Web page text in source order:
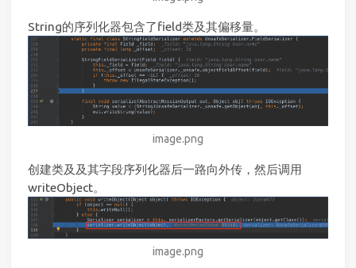
String的序列化器包含了field类及其偏移量。
image.png
创建类及及其字段序列化器后一路向外传，然后调用
writeObject。
image.png